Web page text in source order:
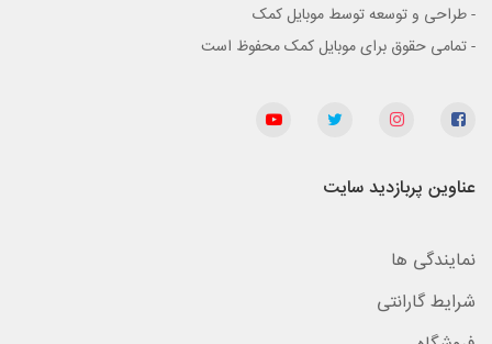
- طراحی و توسعه توسط موبایل کمک
- تمامی حقوق برای موبایل کمک محفوظ است
عناوین پربازدید سایت
نمایندگی ها
شرایط گارانتی